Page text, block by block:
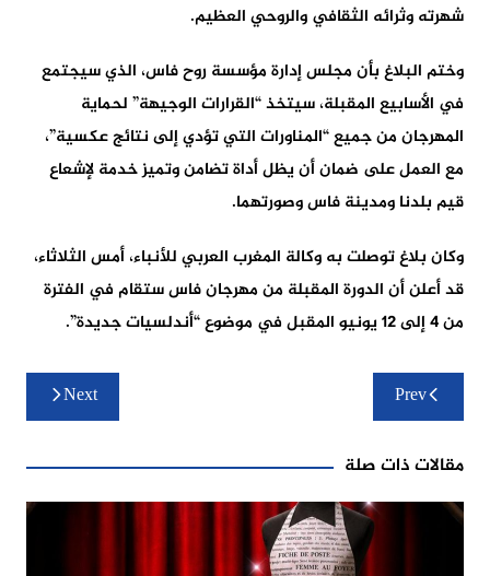
شهرته وثرائه الثقافي والروحي العظيم.
وختم البلاغ بأن مجلس إدارة مؤسسة روح فاس، الذي سيجتمع
في الأسابيع المقبلة، سيتخذ “القرارات الوجيهة” لحماية
المهرجان من جميع “المناورات التي تؤدي إلى نتائج عكسية”،
مع العمل على ضمان أن يظل أداة تضامن وتميز خدمة لإشعاع
قيم بلدنا ومدينة فاس وصورتهما.
وكان بلاغ توصلت به وكالة المغرب العربي للأنباء، أمس الثلاثاء،
قد أعلن أن الدورة المقبلة من مهرجان فاس ستقام في الفترة
من 4 إلى 12 يونيو المقبل في موضوع “أندلسيات جديدة”.
تصفّح
المقالاتPrev
Next
مقالات ذات صلة